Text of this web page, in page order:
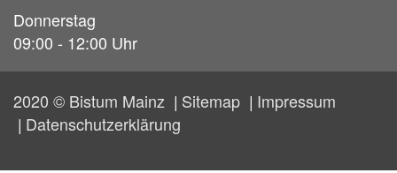
Donnerstag
09:00 - 12:00 Uhr
2020 © Bistum Mainz Sitemap
Impressum
Datenschutzerklärung